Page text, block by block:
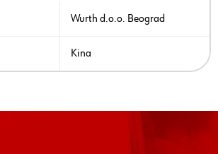
Wurth d.o.o. Beograd
Kina